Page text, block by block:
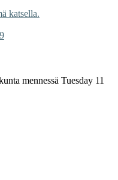
katsella.
mennessä Tuesday 11